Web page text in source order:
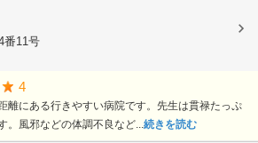
番11号
4
離にある行きやすい病院です。先生は貫禄たっぷ
。風邪などの体調不良など...続きを読む